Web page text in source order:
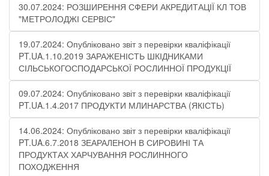
30.07.2024: РОЗШИРЕННЯ СФЕРИ АКРЕДИТАЦІЇ КЛ ТОВ
"МЕТРОЛОДЖІ СЕРВІС"
19.07.2024: Опубліковано звіт з перевірки кваліфікації
PT.UA.1.10.2019 ЗАРАЖЕНІСТЬ ШКІДНИКАМИ
СІЛЬСЬКОГОСПОДАРСЬКОЇ РОСЛИННОЇ ПРОДУКЦІЇ
09.07.2024: Опубліковано звіт з перевірки кваліфікації
PT.UA.1.4.2017 ПРОДУКТИ МЛИНАРСТВА (ЯКІСТЬ)
14.06.2024: Опубліковано звіт з перевірки кваліфікації
PT.UA.6.7.2018 ЗЕАРАЛЕНОН В СИРОВИНІ ТА
ПРОДУКТАХ ХАРЧУВАННЯ РОСЛИННОГО
ПОХОДЖЕННЯ